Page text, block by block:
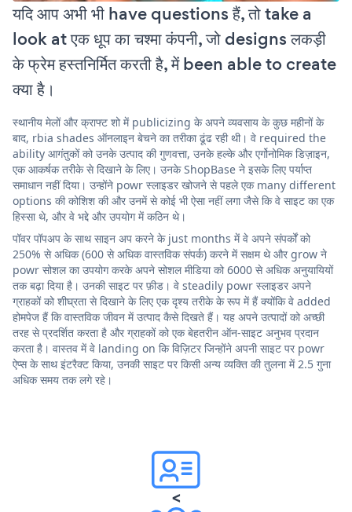
यदि आप अभी भी have questions हैं, तो take a
look at एक धूप का चश्मा कंपनी, जो designs लकड़ी
के फ्रेम हस्तनिर्मित करती है, में been able to create
क्या है।
स्थानीय मेलों और क्राफ्ट शो में publicizing के अपने व्यवसाय के कुछ महीनों के
बाद, rbia shades ऑनलाइन बेचने का तरीका ढूंढ रही थी। वे required the
ability आगंतुकों को उनके उत्पाद की गुणवत्ता, उनके हल्के और एर्गोनोमिक डिज़ाइन,
एक आकर्षक तरीके से दिखाने के लिए। उनके ShopBase ने इसके लिए पर्याप्त
समाधान नहीं दिया। उन्होंने powr स्लाइडर खोजने से पहले एक many different
options की कोशिश की और उनमें से कोई भी ऐसा नहीं लगा जैसे कि वे साइट का एक
हिस्सा थे, और वे भद्दे और उपयोग में कठिन थे।
पॉवर पॉपअप के साथ साइन अप करने के just months में वे अपने संपर्कों को
250% से अधिक (600 से अधिक वास्तविक संपर्क) करने में सक्षम थे और grow ने
powr सोशल का उपयोग करके अपने सोशल मीडिया को 6000 से अधिक अनुयायियों
तक बढ़ा दिया है। उनकी साइट पर फ़ीड। वे steadily powr स्लाइडर अपने
ग्राहकों को शीघ्रता से दिखाने के लिए एक दृश्य तरीके के रूप में हैं क्योंकि वे added
होमपेज हैं कि वास्तविक जीवन में उत्पाद कैसे दिखते हैं। यह अपने उत्पादों को अच्छी
तरह से प्रदर्शित करता है और ग्राहकों को एक बेहतरीन ऑन-साइट अनुभव प्रदान
करता है। वास्तव में वे landing on कि विज़िटर जिन्होंने अपनी साइट पर powr
ऐप्स के साथ इंटरैक्ट किया, उनकी साइट पर किसी अन्य व्यक्ति की तुलना में 2.5 गुना
अधिक समय तक लगे रहे।
<